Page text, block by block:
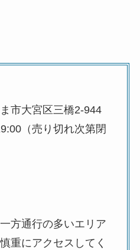
市大宮区三橋2-944
（売り切れ次第閉
方通行の多いエリア
重にアクセスしてく